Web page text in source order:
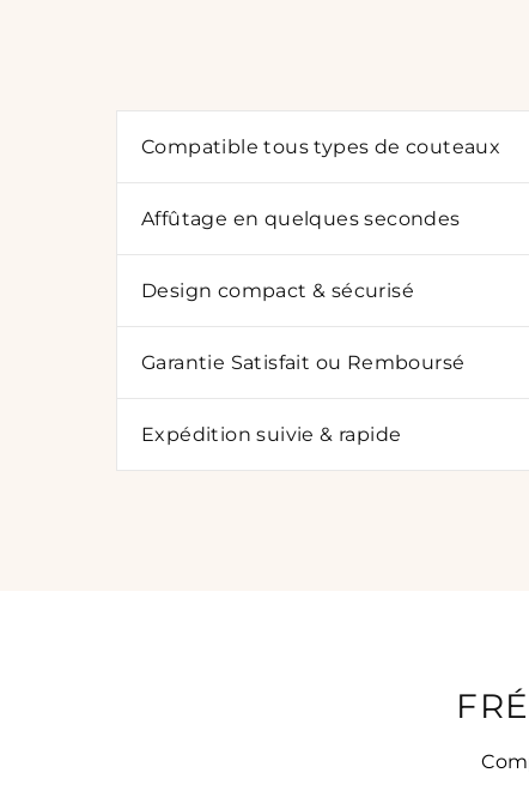
Compatible tous types de couteaux
Affûtage en quelques secondes
Design compact & sécurisé
Garantie Satisfait ou Remboursé
Expédition suivie & rapide